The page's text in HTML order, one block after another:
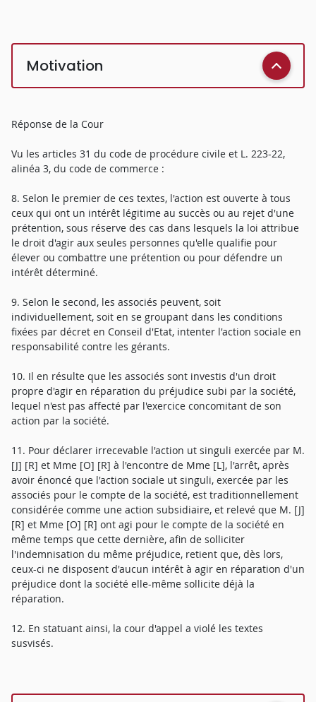
Motivation
Réponse de la Cour
Vu les articles 31 du code de procédure civile et L. 223-22,
alinéa 3, du code de commerce :
8. Selon le premier de ces textes, l'action est ouverte à tous
ceux qui ont un intérêt légitime au succès ou au rejet d'une
prétention, sous réserve des cas dans lesquels la loi attribue
le droit d'agir aux seules personnes qu'elle qualifie pour
élever ou combattre une prétention ou pour défendre un
intérêt déterminé.
9. Selon le second, les associés peuvent, soit
individuellement, soit en se groupant dans les conditions
fixées par décret en Conseil d'Etat, intenter l'action sociale en
responsabilité contre les gérants.
10. Il en résulte que les associés sont investis d'un droit
propre d'agir en réparation du préjudice subi par la société,
lequel n'est pas affecté par l'exercice concomitant de son
action par la société.
11. Pour déclarer irrecevable l'action ut singuli exercée par M.
[J] [R] et Mme [O] [R] à l'encontre de Mme [L], l'arrêt, après
avoir énoncé que l'action sociale ut singuli, exercée par les
associés pour le compte de la société, est traditionnellement
considérée comme une action subsidiaire, et relevé que M. [J]
[R] et Mme [O] [R] ont agi pour le compte de la société en
même temps que cette dernière, afin de solliciter
l'indemnisation du même préjudice, retient que, dès lors,
ceux-ci ne disposent d'aucun intérêt à agir en réparation d'un
préjudice dont la société elle-même sollicite déjà la
réparation.
12. En statuant ainsi, la cour d'appel a violé les textes
susvisés.